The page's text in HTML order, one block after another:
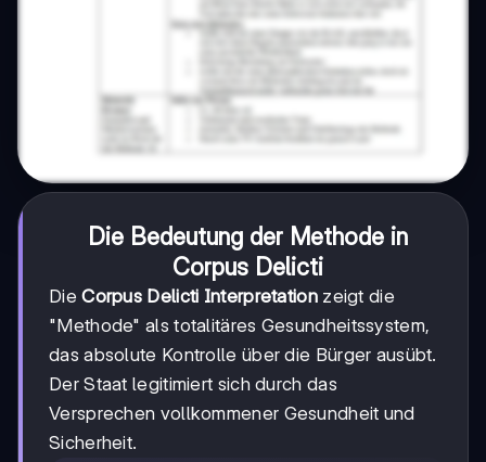
Die Bedeutung der Methode in
Corpus Delicti
DieCorpus Delicti Interpretationzeigt die
"Methode" als totalitäres Gesundheitssystem,
das absolute Kontrolle über die Bürger ausübt.
Der Staat legitimiert sich durch das
Versprechen vollkommener Gesundheit und
Sicherheit.